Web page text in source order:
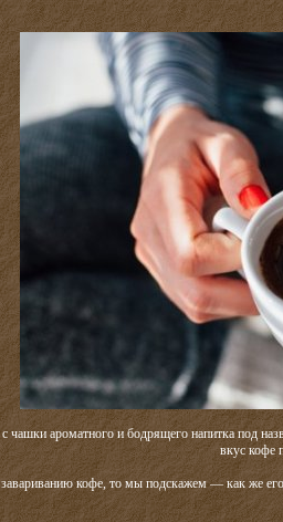
чашки ароматного и бодрящего напитка под
вкус кофе
кофе, то мы подскажем — как же